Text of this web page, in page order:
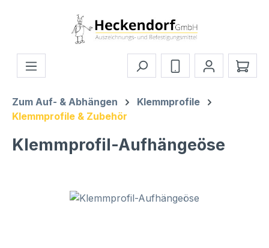
Zum Hauptinhalt springen
Zum Auf- & Abhängen
Klemmprofile
Klemmprofile & Zubehör
Klemmprofil-Aufhängeöse
Bildergalerie überspringen